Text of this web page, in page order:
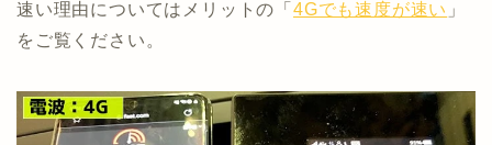
速い理由についてはメリットの「4Gでも速度が速い 」
をご覧ください。